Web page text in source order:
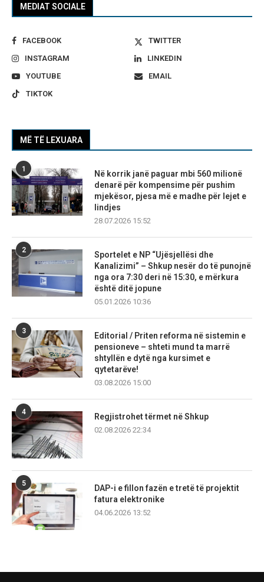
MEDIAT SOCIALE
FACEBOOK
TWITTER
INSTAGRAM
LINKEDIN
YOUTUBE
EMAIL
TIKTOK
MË TË LEXUARA
1
Në korrik janë paguar mbi 560 milionë
denarë për kompensime për pushim
mjekësor, pjesa më e madhe për lejet e
lindjes
28.07.2026 15:52
2
Sportelet e NP “Ujësjellësi dhe
Kanalizimi” – Shkup nesër do të punojnë
nga ora 7:30 deri në 15:30, e mërkura
është ditë jopune
05.01.2026 10:36
3
Editorial / Priten reforma në sistemin e
pensioneve – shteti mund ta marrë
shtyllën e dytë nga kursimet e
qytetarëve!
03.08.2026 15:00
4
Regjistrohet tërmet në Shkup
02.08.2026 22:34
5
DAP-i e fillon fazën e tretë të projektit
fatura elektronike
04.06.2026 13:52